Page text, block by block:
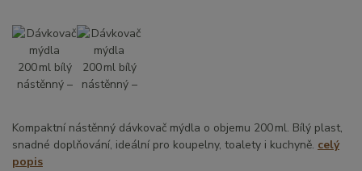
Kompaktní nástěnný dávkovač mýdla o objemu 200 ml. Bílý plast,
snadné doplňování, ideální pro koupelny, toalety i kuchyně. celý
popis